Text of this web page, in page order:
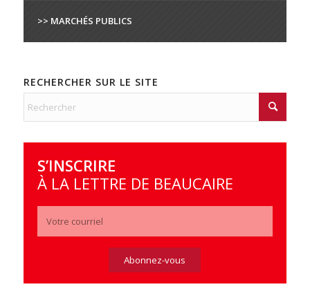
>> MARCHÉS PUBLICS
RECHERCHER SUR LE SITE
S’INSCRIRE
À LA LETTRE DE BEAUCAIRE